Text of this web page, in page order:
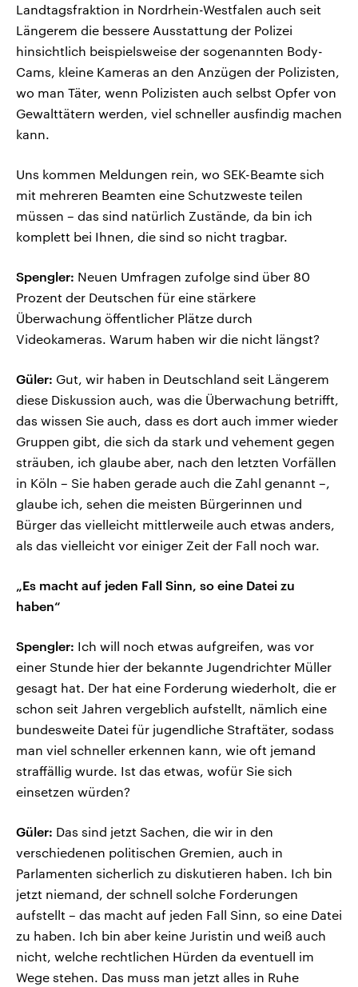
Landtagsfraktion in Nordrhein-Westfalen auch seit
Längerem die bessere Ausstattung der Polizei
hinsichtlich beispielsweise der sogenannten Body-
Cams, kleine Kameras an den Anzügen der Polizisten,
wo man Täter, wenn Polizisten auch selbst Opfer von
Gewalttätern werden, viel schneller ausfindig machen
kann.
Uns kommen Meldungen rein, wo SEK-Beamte sich
mit mehreren Beamten eine Schutzweste teilen
müssen – das sind natürlich Zustände, da bin ich
komplett bei Ihnen, die sind so nicht tragbar.
Spengler: Neuen Umfragen zufolge sind über 80
Prozent der Deutschen für eine stärkere
Überwachung öffentlicher Plätze durch
Videokameras. Warum haben wir die nicht längst?
Güler: Gut, wir haben in Deutschland seit Längerem
diese Diskussion auch, was die Überwachung betrifft,
das wissen Sie auch, dass es dort auch immer wieder
Gruppen gibt, die sich da stark und vehement gegen
sträuben, ich glaube aber, nach den letzten Vorfällen
in Köln – Sie haben gerade auch die Zahl genannt –,
glaube ich, sehen die meisten Bürgerinnen und
Bürger das vielleicht mittlerweile auch etwas anders,
als das vielleicht vor einiger Zeit der Fall noch war.
„Es macht auf jeden Fall Sinn, so eine Datei zu
haben“
Spengler: Ich will noch etwas aufgreifen, was vor
einer Stunde hier der bekannte Jugendrichter Müller
gesagt hat. Der hat eine Forderung wiederholt, die er
schon seit Jahren vergeblich aufstellt, nämlich eine
bundesweite Datei für jugendliche Straftäter, sodass
man viel schneller erkennen kann, wie oft jemand
straffällig wurde. Ist das etwas, wofür Sie sich
einsetzen würden?
Güler: Das sind jetzt Sachen, die wir in den
verschiedenen politischen Gremien, auch in
Parlamenten sicherlich zu diskutieren haben. Ich bin
jetzt niemand, der schnell solche Forderungen
aufstellt – das macht auf jeden Fall Sinn, so eine Datei
zu haben. Ich bin aber keine Juristin und weiß auch
nicht, welche rechtlichen Hürden da eventuell im
Wege stehen. Das muss man jetzt alles in Ruhe